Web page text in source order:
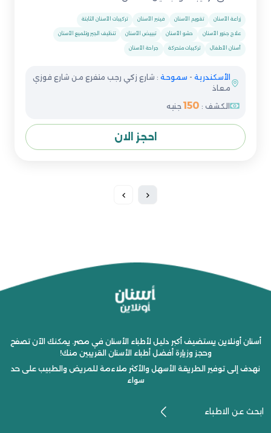
زراعة الأسنان تقويم الأسنان فينير الأسنان تركيبات الأسنان الثابتة
علاج جذور الأسنان حشو الأسنان تبييض الأسنان تنظيف الجير وتلميع الأسنان
أسنان الأطفال تركيبات متحركة جراحة الأسنان
الأسكندرية- سموحة: شارع زكي رجب متفرع من شارع فوزي
معاذ
الكشف : 150 جنيه
احجز الان
أسنان أونلاين يستضيف أكبر دليل لأطباء الأسنان في مصر. يمكنك الآن تصفح
وحجز وزيارة أفضل أطباء الأسنان القريبين منك!
نهدف إلى توفير الطريقة الأسهل والأكثر ملاءمة للمريض والطبيب على حد
سواء
ابحث عن الاطباء